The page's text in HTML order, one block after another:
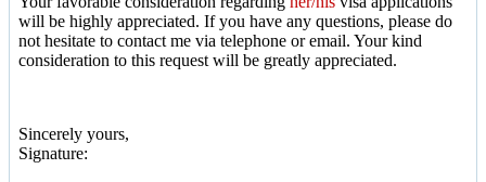
will be highly appreciated. If you have any questions, please do
not hesitate to contact me via telephone or email. Your kind
consideration to this request will be greatly appreciated.
Sincerely yours,
Signature: